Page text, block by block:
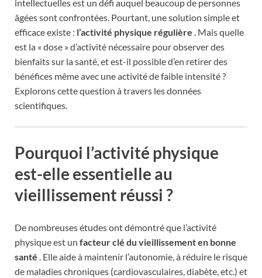
intellectuelles est un défi auquel beaucoup de personnes
âgées sont confrontées. Pourtant, une solution simple et
efficace existe : l’activité physique régulière . Mais quelle
est la « dose » d’activité nécessaire pour observer des
bienfaits sur la santé, et est-il possible d’en retirer des
bénéfices même avec une activité de faible intensité ?
Explorons cette question à travers les données
scientifiques.
Pourquoi l’activité physique
est-elle essentielle au
vieillissement réussi ?
De nombreuses études ont démontré que l’activité
physique est un facteur clé du vieillissement en bonne
santé . Elle aide à maintenir l’autonomie, à réduire le risque
de maladies chroniques (cardiovasculaires, diabète, etc.) et